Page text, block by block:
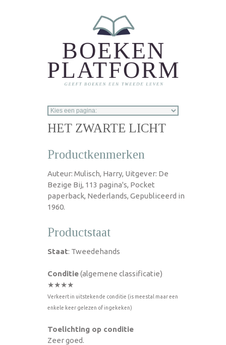
HET ZWARTE LICHT
Productkenmerken
Auteur: Mulisch, Harry, Uitgever: De
Bezige Bij, 113 pagina's, Pocket
paperback, Nederlands, Gepubliceerd in
1960.
Productstaat
Staat: Tweedehands
Conditie(algemene classificatie)
★★★★
Verkeert in uitstekende conditie (is meestal maar een
enkele keer gelezen of ingekeken)
Toelichting op conditie
Zeer goed.